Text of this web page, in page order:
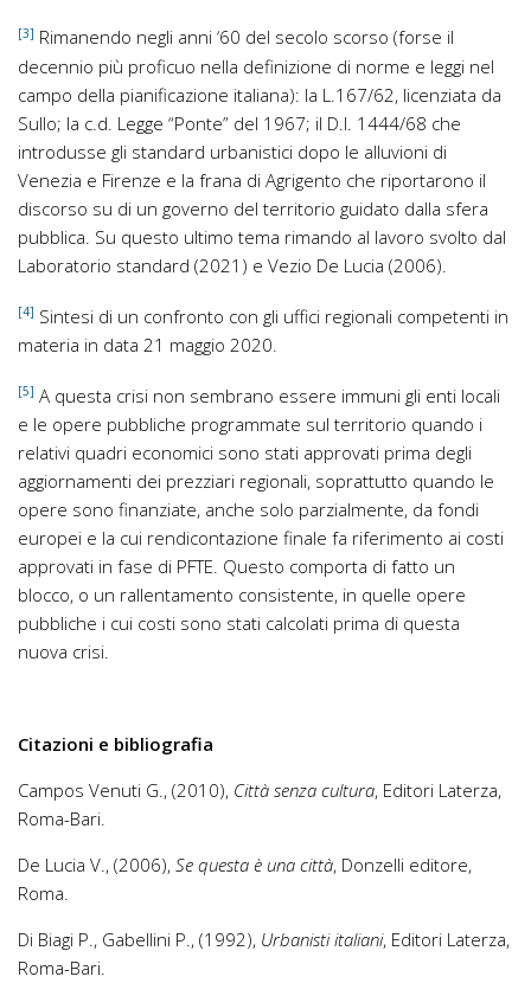
[3] Rimanendo negli anni ‘60 del secolo scorso (forse il
decennio più proficuo nella definizione di norme e leggi nel
campo della pianificazione italiana): la L.167/62, licenziata da
Sullo; la c.d. Legge “Ponte” del 1967; il D.I. 1444/68 che
introdusse gli standard urbanistici dopo le alluvioni di
Venezia e Firenze e la frana di Agrigento che riportarono il
discorso su di un governo del territorio guidato dalla sfera
pubblica. Su questo ultimo tema rimando al lavoro svolto dal
Laboratorio standard (2021) e Vezio De Lucia (2006).
[4] Sintesi di un confronto con gli uffici regionali competenti in
materia in data 21 maggio 2020.
[5] A questa crisi non sembrano essere immuni gli enti locali
e le opere pubbliche programmate sul territorio quando i
relativi quadri economici sono stati approvati prima degli
aggiornamenti dei prezziari regionali, soprattutto quando le
opere sono finanziate, anche solo parzialmente, da fondi
europei e la cui rendicontazione finale fa riferimento ai costi
approvati in fase di PFTE. Questo comporta di fatto un
blocco, o un rallentamento consistente, in quelle opere
pubbliche i cui costi sono stati calcolati prima di questa
nuova crisi.
Citazioni e bibliografia
Campos Venuti G., (2010), Città senza cultura, Editori Laterza,
Roma-Bari.
De Lucia V., (2006), Se questa è una città, Donzelli editore,
Roma.
Di Biagi P., Gabellini P., (1992), Urbanisti italiani, Editori Laterza,
Roma-Bari.